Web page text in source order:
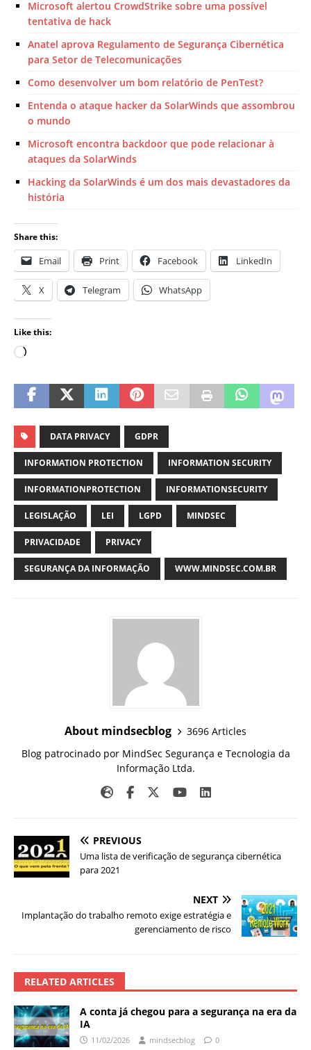
Microsoft alertou CrowdStrike sobre uma possível
tentativa de hack
Anatel aprova Regulamento de Segurança Cibernética
para Setor de Telecomunicações
Como desenvolver um bom relatório de PenTest?
Entenda o ataque hacker da SolarWinds que assombrou
o mundo
Microsoft encontra backdoor que pode relacionar à
ataques da SolarWinds
Hacking da SolarWinds é um dos mais devastadores da
história
Share this:
Email Print Facebook LinkedIn
X Telegram WhatsApp
Like this:
DATA PRIVACY GDPR
INFORMATION PROTECTION INFORMATION SECURITY
INFORMATIONPROTECTION INFORMATIONSECURITY
LEGISLAÇÃO LEI LGPD MINDSEC
PRIVACIDADE PRIVACY
SEGURANÇA DA INFORMAÇÃO WWW.MINDSEC.COM.BR
About mindsecblog
3696 Articles
Blog patrocinado por MindSec Segurança e Tecnologia da
Informação Ltda.
PREVIOUS
Uma lista de verificação de segurança cibernética
para 2021
NEXT
Implantação do trabalho remoto exige estratégia e
gerenciamento de risco
RELATED ARTICLES
A conta já chegou para a segurança na era da
IA
11/02/2026 mindsecblog 0